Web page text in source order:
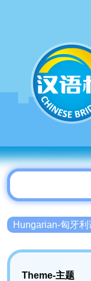
Hungarian-匈牙利
Theme-主题